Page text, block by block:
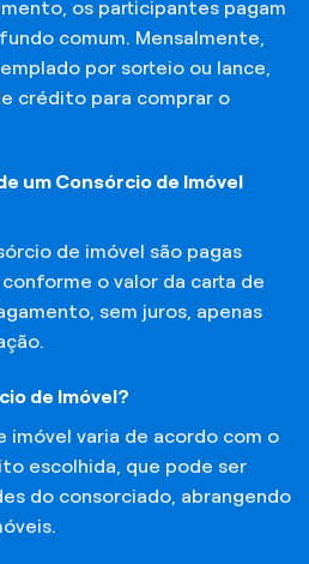
os participantes pagam
comum. Mensalmente,
por sorteio ou lance,
crédito para comprar o
um Consórcio de Imóvel
de imóvel são pagas
o valor da carta de
sem juros, apenas
de Imóvel?
imóvel varia de acordo com o
escolhida, que pode ser
do consorciado, abrangendo